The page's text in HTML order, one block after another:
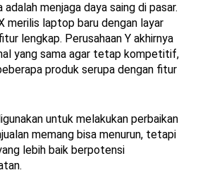
menjaga daya saing di pasar.
merilis laptop baru dengan layar
lengkap. Perusahaan Y akhirnya
yang sama agar tetap kompetitif,
produk serupa dengan fitur
untuk melakukan perbaikan
memang bisa menurun, tetapi
lebih baik berpotensi